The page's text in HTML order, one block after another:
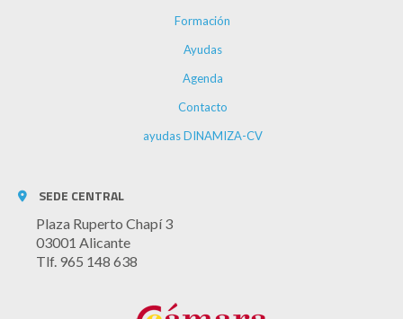
Formación
Ayudas
Agenda
Contacto
ayudas DINAMIZA-CV
SEDE CENTRAL
Plaza Ruperto Chapí 3
03001 Alicante
Tlf. 965 148 638